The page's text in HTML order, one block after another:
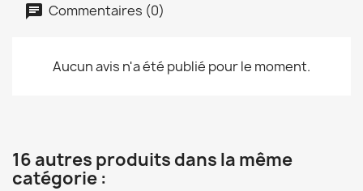
Commentaires (0)
Aucun avis n'a été publié pour le moment.
16 autres produits dans la même
catégorie :